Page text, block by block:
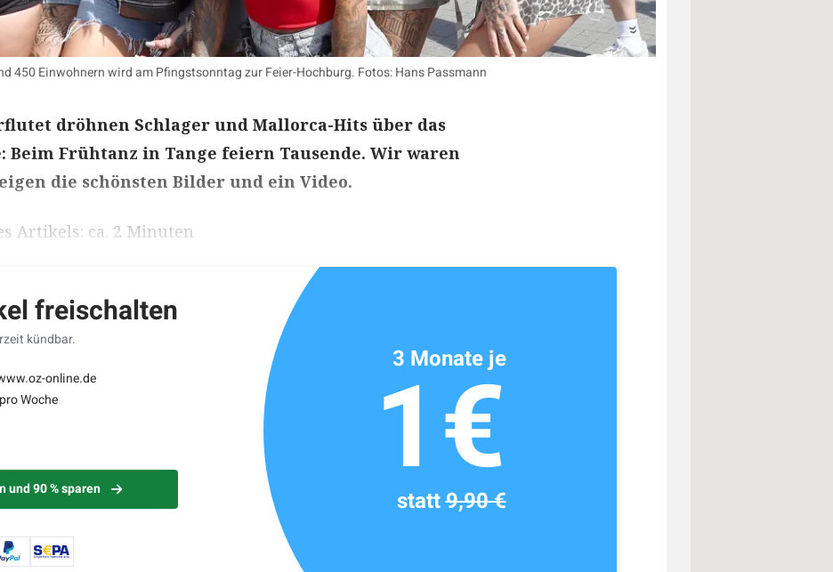
450 Einwohnern wird am Pfingstsonntag zur Feier-Hochburg. Fotos: Hans Passmann
dröhnen Schlager und Mallorca-Hits über das
Beim Frühtanz in Tange feiern Tausende. Wir waren
die schönsten Bilder und ein Video.
Artikels: ca. 2 Minuten
freischalten
kündbar.
online.de
Woche
und 90 % sparen
3 Monate je
1€
statt9,90 €